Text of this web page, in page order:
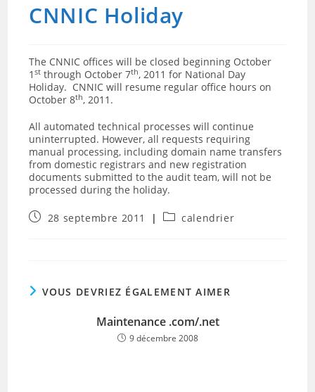
CNNIC Holiday
The CNNIC offices will be closed beginning October
1st through October 7th, 2011 for National Day
Holiday. CNNIC will resume regular office hours on
October 8th, 2011.
All automated technical processes will continue
uninterrupted. However, all requests requiring
manual processing, including domain name transfers
from domestic registrars and new registration
documents submitted to the audit team, will not be
processed during the holiday.
Publication
28 septembre 2011
Postcalendrier
VOUS DEVRIEZ ÉGALEMENT AIMER
Maintenance .com/.net
9 décembre 2008